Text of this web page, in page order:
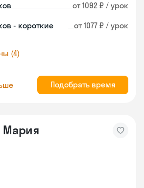
от 1092 ₽ / урок
- короткие
от 1077 ₽ / урок
(4)
Подобрать время
Мария